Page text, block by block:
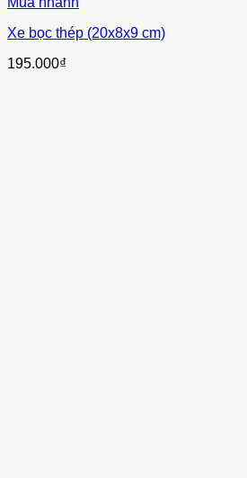
Xe bọc thép (20x8x9 cm)
195.000₫